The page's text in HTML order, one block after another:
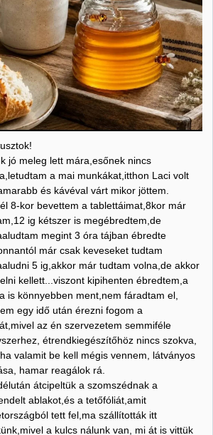
jó meleg lett mára,esőnek nincs
a mai munkákat,itthon Laci volt
és kávéval várt mikor jöttem.
8-kor bevettem a tablettáimat,8kor már
ig kétszer is megébredtem,de
megint 3 óra tájban ébredte
már csak keveseket tudtam
5 ig,akkor már tudtam volna,de akkor
kellett...viszont kipihenten ébredtem,a
is könnyebben ment,nem fáradtam el,
egy idő után érezni fogom a
az én szervezetem semmiféle
étrendkiegészítőhöz nincs szokva,
valamit be kell mégis vennem, látványos
hamar reagálok rá.
átcipeltük a szomszédnak a
ablakot,és a tetőfóliát,amit
tett fel,ma szállították itt
a kulcs nálunk van, mi át is vittük